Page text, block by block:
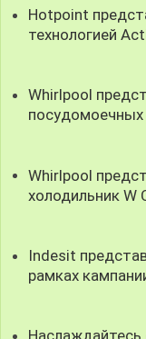
Hotpoint
технологией
Whirlpool
Whirlpool
холодильник W
Indesit
рамках